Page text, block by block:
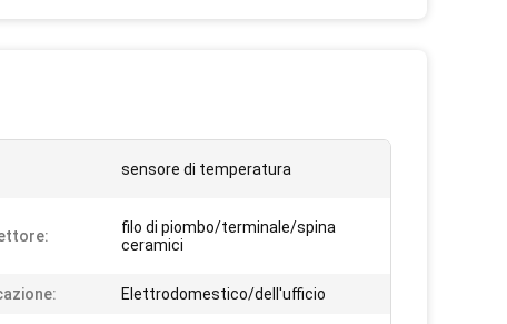
sensore di temperatura
filo di piombo/terminale/spina
ceramici
Elettrodomestico/dell'ufficio